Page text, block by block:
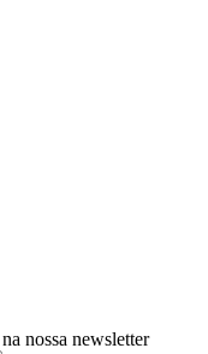
nossa newsletter